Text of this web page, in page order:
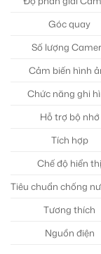
Góc quay
Số lượng
Cảm biến hình
Chức năng ghi
Hỗ trợ bộ nhớ
Tích hợp
Chế độ hiển thị
Tiêu chuẩn chống
Tương thích
Nguồn điện